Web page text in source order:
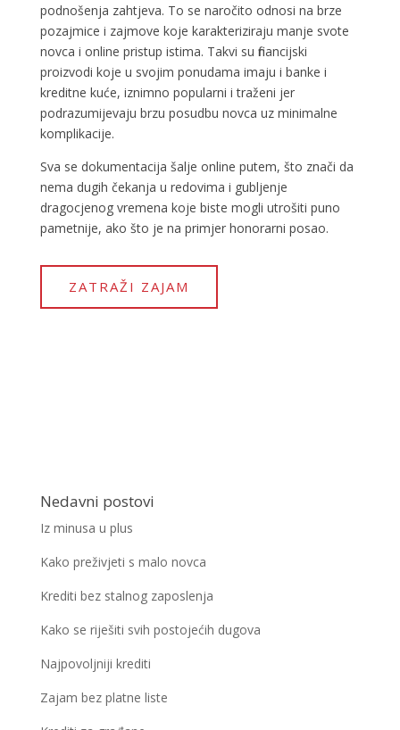
podnošenja zahtjeva. To se naročito odnosi na brze
pozajmice i zajmove koje karakteriziraju manje svote
novca i online pristup istima. Takvi su financijski
proizvodi koje u svojim ponudama imaju i banke i
kreditne kuće, iznimno popularni i traženi jer
podrazumijevaju brzu posudbu novca uz minimalne
komplikacije.
Sva se dokumentacija šalje online putem, što znači da
nema dugih čekanja u redovima i gubljenje
dragocjenog vremena koje biste mogli utrošiti puno
pametnije, ako što je na primjer honorarni posao.
ZATRAŽI ZAJAM
Nedavni postovi
Iz minusa u plus
Kako preživjeti s malo novca
Krediti bez stalnog zaposlenja
Kako se riješiti svih postojećih dugova
Najpovoljniji krediti
Zajam bez platne liste